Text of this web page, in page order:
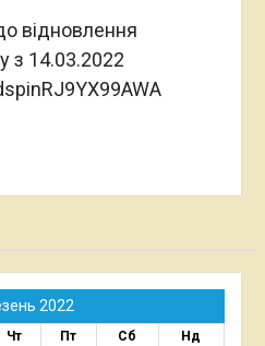
відновлення
з 14.03.2022
2022
Чт Пт Сб
Нд